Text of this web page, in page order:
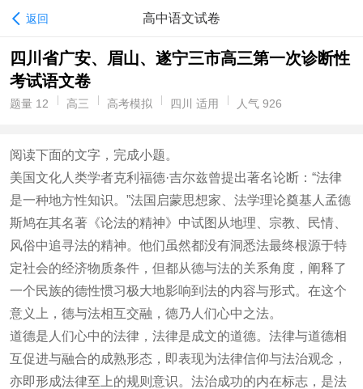
返回 高中语文试卷
四川省广安、眉山、遂宁三市高三第一次诊断性
考试语文卷
题量 12 高三 高考模拟 四川 适用 人气 926
阅读下面的文字，完成小题。
美国文化人类学者克利福德·吉尔兹曾提出著名论断：“法律
是一种地方性知识。”法国启蒙思想家、法学理论奠基人孟德
斯鸠在其名著《论法的精神》中试图从地理、宗教、民情、
风俗中追寻法的精神。他们虽然都没有洞悉法最终根源于特
定社会的经济物质条件，但都从德与法的关系角度，阐释了
一个民族的德性惯习极大地影响到法的内容与形式。在这个
意义上，德与法相互交融，德乃人们心中之法。
道德是人们心中的法律，法律是成文的道德。法律与道德相
互促进与融合的成熟形态，即表现为法律信仰与法治观念，
亦即形成法律至上的规则意识。法治成功的内在标志，是法